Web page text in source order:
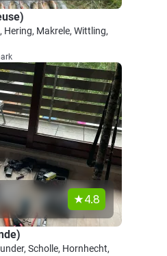
Makrele, Wittling,
4.8
Scholle, Hornhecht,